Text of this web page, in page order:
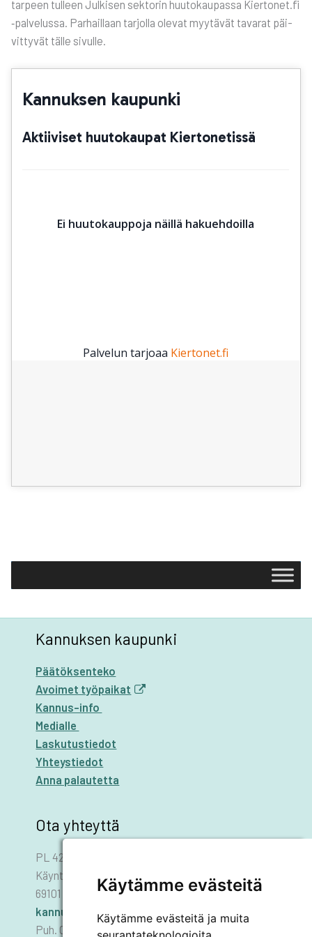
Käytämme evästeitä
Käytämme evästeitä ja muita
tar­peen tul­leen Jul­ki­sen sek­to­rin huu­to­kau­pas­sa Kiertonet.fi
‑pal­ve­lus­sa. Par­hail­laan tar­jol­la ole­vat myy­tä­vät tava­rat päi­
vit­ty­vät täl­le sivul­le.
Kannuksen kaupunki
Päätöksenteko
Avoimet työpaikat
Kannus-info
Medialle
Laskutustiedot
Yhteystiedot
Anna palautetta
Ota yhteyttä
PL 42
Käyntiosoite: Asematie 1
69101 KANNUS
kannus.kaupunki@kannus.ﬁ
Puh. 06 8745 111